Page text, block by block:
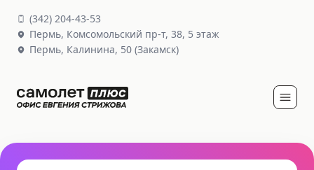
(342) 204-43-53
Пермь, Комсомольский пр-т, 38, 5 этаж
Пермь, Калинина, 50 (Закамск)